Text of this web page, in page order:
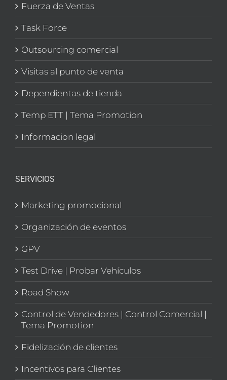
Fuerza de Ventas
Task Force
Outsourcing comercial
Visitas al punto de venta
Dependientas de tienda
Temp ETT | Tema Promotion
Informacion legal
SERVICIOS
Marketing promocional
Organización de eventos
GPV
Test Drive | Probar Vehículos
Road Show
Control de Vendedores | Control Comercial |
Tema Promotion
Fidelización de clientes
Incentivos para Clientes